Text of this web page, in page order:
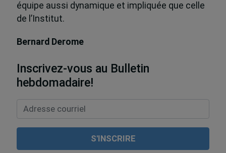
équipe aussi dynamique et impliquée que celle
de l’Institut.
Bernard Derome
Inscrivez-vous au Bulletin
hebdomadaire!